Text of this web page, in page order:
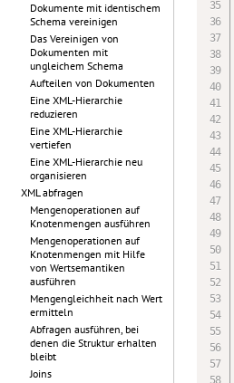
Dokumente mit identischem
Schema vereinigen
Das Vereinigen von
Dokumenten mit
ungleichem Schema
Aufteilen von Dokumenten
Eine XML-Hierarchie
reduzieren
Eine XML-Hierarchie
vertiefen
Eine XML-Hierarchie neu
organisieren
XML abfragen
Mengenoperationen auf
Knotenmengen ausführen
Mengenoperationen auf
Knotenmengen mit Hilfe
von Wertsemantiken
ausführen
Mengengleichheit nach Wert
ermitteln
Abfragen ausführen, bei
denen die Struktur erhalten
bleibt
Joins